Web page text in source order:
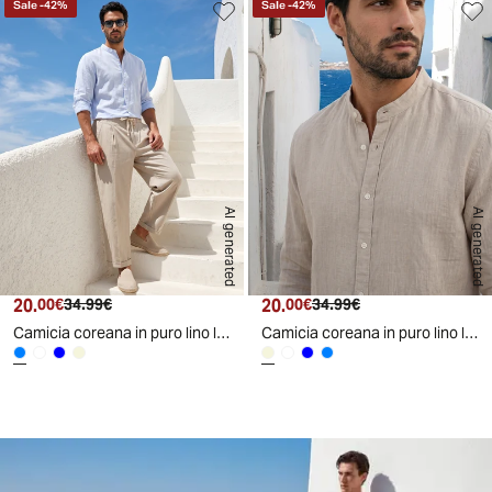
AI generated
Sale-42%
Prezzo attuale
20.00€ Prezzo originale
34.99€
Camicia coreana in puro lino leggero - Celeste polvere
AI generated
Sale-42%
Prezzo attuale
20.00€ Prezzo originale
34.99€
Camicia coreana in puro lino leggero - Sabbia